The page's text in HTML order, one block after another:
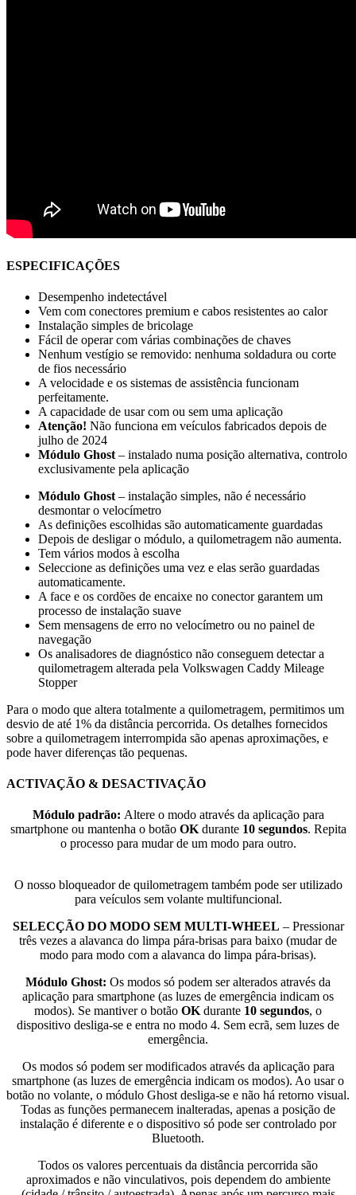
ESPECIFICAÇÕES
Desempenho indetectável
Vem com conectores premium e cabos resistentes ao calor
Instalação simples de bricolage
Fácil de operar com várias combinações de chaves
Nenhum vestígio se removido: nenhuma soldadura ou corte
de fios necessário
A velocidade e os sistemas de assistência funcionam
perfeitamente.
A capacidade de usar com ou sem uma aplicação
Atenção! Não funciona em veículos fabricados depois de
julho de 2024
Módulo Ghost – instalado numa posição alternativa, controlo
exclusivamente pela aplicação
Módulo Ghost – instalação simples, não é necessário
desmontar o velocímetro
As definições escolhidas são automaticamente guardadas
Depois de desligar o módulo, a quilometragem não aumenta.
Tem vários modos à escolha
Seleccione as definições uma vez e elas serão guardadas
automaticamente.
A face e os cordões de encaixe no conector garantem um
processo de instalação suave
Sem mensagens de erro no velocímetro ou no painel de
navegação
Os analisadores de diagnóstico não conseguem detectar a
quilometragem alterada pela Volkswagen Caddy Mileage
Stopper
Para o modo que altera totalmente a quilometragem, permitimos um
desvio de até 1% da distância percorrida. Os detalhes fornecidos
sobre a quilometragem interrompida são apenas aproximações, e
pode haver diferenças tão pequenas.
ACTIVAÇÃO & DESACTIVAÇÃO
Módulo padrão: Altere o modo através da aplicação para
smartphone ou mantenha o botão OKdurante 10 segundos. Repita
o processo para mudar de um modo para outro.
O nosso bloqueador de quilometragem também pode ser utilizado
para veículos sem volante multifuncional.
SELECÇÃO DO MODO SEM MULTI-WHEEL – Pressionar
três vezes a alavanca do limpa pára-brisas para baixo (mudar de
modo para modo com a alavanca do limpa pára-brisas).
Módulo Ghost: Os modos só podem ser alterados através da
aplicação para smartphone (as luzes de emergência indicam os
modos). Se mantiver o botão OKdurante 10 segundos, o
dispositivo desliga-se e entra no modo 4. Sem ecrã, sem luzes de
emergência.
Os modos só podem ser modificados através da aplicação para
smartphone (as luzes de emergência indicam os modos). Ao usar o
botão no volante, o módulo Ghost desliga-se e não há retorno visual.
Todas as funções permanecem inalteradas, apenas a posição de
instalação é diferente e o dispositivo só pode ser controlado por
Bluetooth.
Todos os valores percentuais da distância percorrida são
aproximados e não vinculativos, pois dependem do ambiente